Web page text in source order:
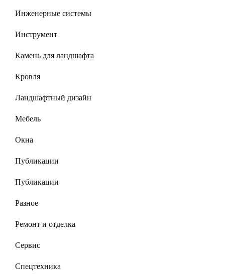
Инженерные системы
Инструмент
Камень для ландшафта
Кровля
Ландшафтный дизайн
Мебель
Окна
Публикации
Публикации
Разное
Ремонт и отделка
Сервис
Спецтехника